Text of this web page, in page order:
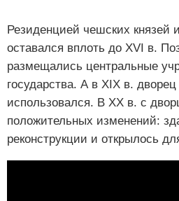
Резиденцией чешских князей
оставался вплоть до XVI в.
размещались центральные
государства. А в XIX в. дворец
использовался. В XX в. с
положительных изменений:
реконструкции и открылось